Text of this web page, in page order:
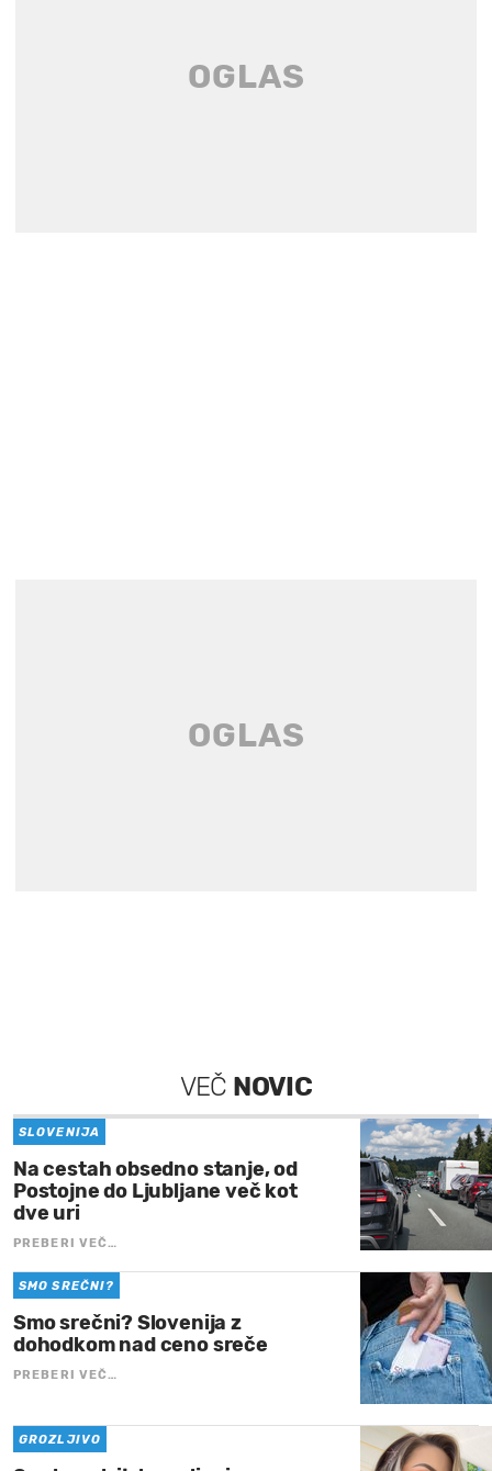
VEČ NOVIC
SLOVENIJA
Na cestah obsedno stanje, od
Postojne do Ljubljane več kot
dve uri
PREBERI VEČ…
SMO SREČNI?
Smo srečni? Slovenija z
dohodkom nad ceno sreče
PREBERI VEČ…
GROZLJIVO